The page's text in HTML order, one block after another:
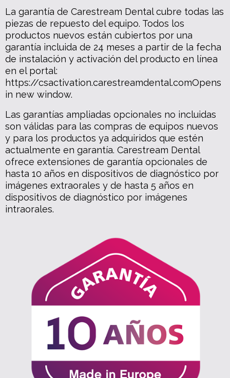
La garantía de Carestream Dental cubre todas las
piezas de repuesto del equipo. Todos los
productos nuevos están cubiertos por una
garantía incluida de 24 meses a partir de la fecha
de instalación y activación del producto en línea
en el portal:
https://csactivation.carestreamdental.comOpens
in new window.
Las garantías ampliadas opcionales no incluidas
son válidas para las compras de equipos nuevos
y para los productos ya adquiridos que estén
actualmente en garantía. Carestream Dental
ofrece extensiones de garantía opcionales de
hasta 10 años en dispositivos de diagnóstico por
imágenes extraorales y de hasta 5 años en
dispositivos de diagnóstico por imágenes
intraorales.